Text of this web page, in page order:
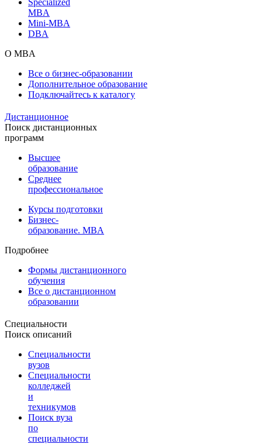
MBA
Mini-MBA
DBA
О MBA
Все о бизнес-образовании
Дополнительное образование
Подключайтесь к каталогу
Дистанционное
Поиск дистанционных
программ
Высшее
образование
Среднее
профессиональное
Курсы подготовки
Бизнес-
образование. MBA
Подробнее
Формы дистанционного
обучения
Все о дистанционном
образовании
Специальности
Поиск описаний
Специальности
вузов
Специальности
колледжей
и
техникумов
Поиск вуза
по
специальности